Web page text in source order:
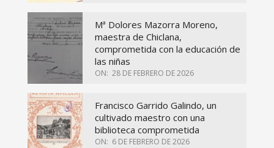
Mª Dolores Mazorra Moreno,
maestra de Chiclana,
comprometida con la educación de
las niñas
ON: 28 DE FEBRERO DE 2026
Francisco Garrido Galindo, un
cultivado maestro con una
biblioteca comprometida
ON: 6 DE FEBRERO DE 2026